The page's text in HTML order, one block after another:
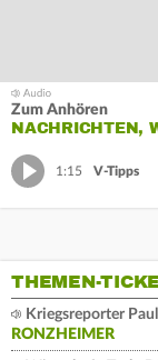
Zum Anhören
NACHRICHTEN,
1:15 V-Tipps
THEMEN-
Kriegsreporter
RONZHEIMER